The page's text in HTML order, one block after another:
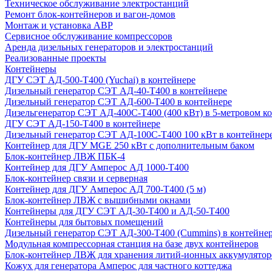
Техническое обслуживание электростанций
Ремонт блок-контейнеров и вагон-домов
Монтаж и установка АВР
Сервисное обслуживание компрессоров
Аренда дизельных генераторов и электростанций
Реализованные проекты
Контейнеры
ДГУ СЭТ АД-500-Т400 (Yuchai) в контейнере
Дизельный генератор СЭТ АД-40-Т400 в контейнере
Дизельный генератор СЭТ АД-600-Т400 в контейнере
Дизельгенератор СЭТ АД-400С-Т400 (400 кВт) в 5-метровом
ДГУ СЭТ АД-150-Т400 в контейнере
Дизельный генератор СЭТ АД-100С-Т400 100 кВт в
Контейнер для ДГУ MGE 250 кВт с дополнительным баком
Блок-контейнер ЛВЖ ПБК-4
Контейнер для ДГУ Амперос АД 1000-Т400
Блок-контейнер связи и серверная
Контейнер для ДГУ Амперос АД 700-Т400 (5 м)
Блок-контейнер ЛВЖ с вышибными окнами
Контейнеры для ДГУ СЭТ АД-30-Т400 и АД-50-Т400
Контейнеры для бытовых помещений
Дизельный генератор СЭТ АД-300-Т400 (Cummins) в
Модульная компрессорная станция на базе двух контейнеров
Блок-контейнер ЛВЖ для хранения литий-ионных
Кожух для генератора Амперос для частного коттеджа